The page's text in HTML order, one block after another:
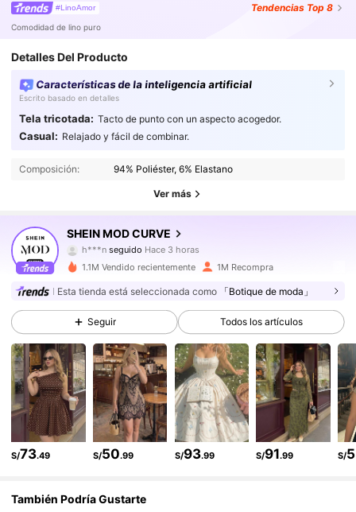
#LinoAmor Tendencias Top 8
Comodidad de lino puro
Detalles Del Producto
Características de la inteligencia artificial
Escrito basado en detalles
Tela tricotada: Tacto de punto con un aspecto acogedor.
Casual: Relajado y fácil de combinar.
Composición: 94% Poliéster, 6% Elastano
Ver más
SHEIN MOD CURVE
4.86 694K Seguidores
4.86 694K Seguidores
4.86 694K Seguidores
4.86 694K Seguidores
694K Seguidores
4.86 694K Seguidores
4.86 694K Seguidores
694K Seguidores
1.1M Vendido recientemente 1M Recompra
Esta tienda está seleccionada como 「Botique de moda」
Seguir Todos los artículos
S/73.49 S/50.99 S/93.99 S/91.99 S/
También Podría Gustarte